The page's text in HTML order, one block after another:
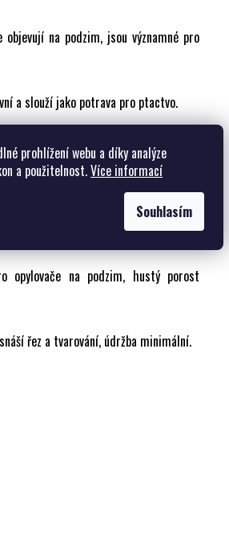
prohlížení webu a díky analýze
a použitelnost.Více informací
Souhlasím
na podzim, jsou významné pro
a slouží jako potrava pro ptactvo.
půdě, snáší stín i polostín, dobře
rostlina pod stromy, výborný
opylovače na podzim, hustý porost
řez a tvarování, údržba minimální.